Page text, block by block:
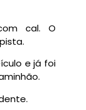
cal. O
e já foi